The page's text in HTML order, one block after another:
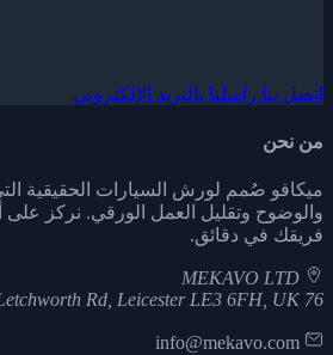
اتصل بنا راسلنا بالبريد الإلكتروني
من نحن
ميكافو صُمم لورش السيارات الحقيقية
والوضوح وتقليل العمل الورقي. نركز على
فريقك في دقائق.
76 Letchworth Rd, Leicester LE3 6FH, UK
info@mekavo.com